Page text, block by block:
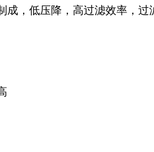
成，低压降，高过滤效率，